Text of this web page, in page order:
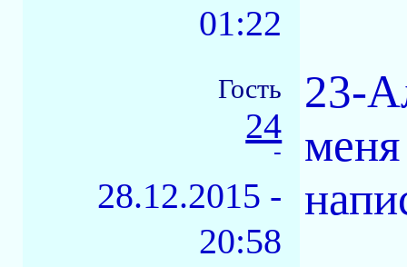
01:22
Гость
24
-
28.12.2015 -
20:58
23-